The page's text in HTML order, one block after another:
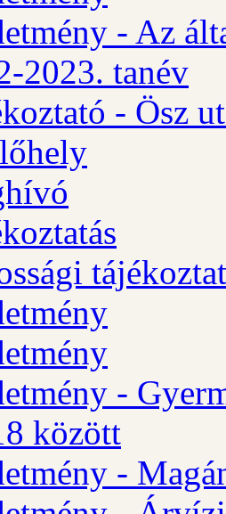
- Az
2023. tanév
- Ösz
-
között
-